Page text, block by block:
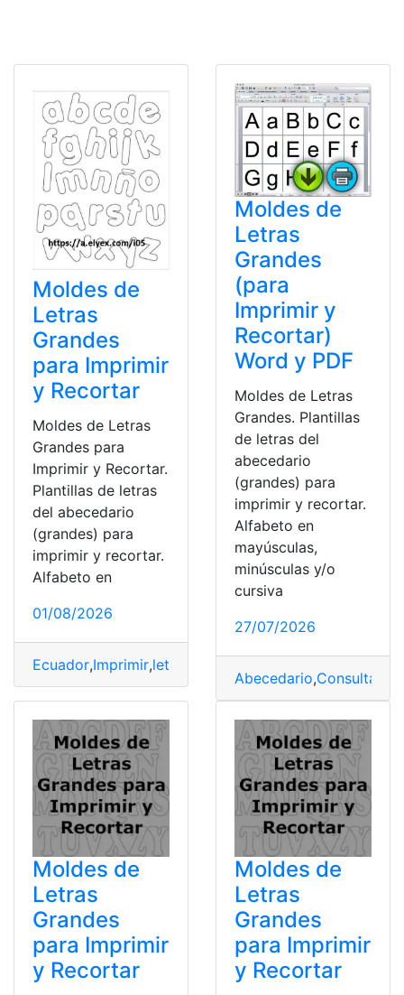
Moldes de
Letras
Grandes
para Imprimir
y Recortar
Moldes de Letras
Grandes para
Imprimir y Recortar.
Plantillas de letras
del abecedario
(grandes) para
imprimir y recortar.
Alfabeto en
01/08/2026
Ecuador,Imprimir,letras
Moldes de
Letras
Grandes
(para
Imprimir y
Recortar)
Word y PDF
Moldes de Letras
Grandes. Plantillas
de letras del
abecedario
(grandes) para
imprimir y recortar.
Alfabeto en
mayúsculas,
minúsculas y/o
cursiva
27/07/2026
Abecedario,Consultas
Moldes de
Letras
Grandes
para Imprimir
y Recortar
Moldes de
Letras
Grandes
para Imprimir
y Recortar